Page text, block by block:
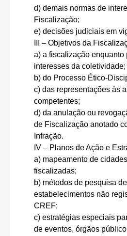
d) demais normas de
Fiscalização;
e) decisões judiciais em
III – Objetivos da
a) a fiscalização enquanto
interesses da coletividade;
b) do Processo Ético-
c) das representações às
competentes;
d) da anulação ou
de Fiscalização anotado
Infração.
IV – Planos de Ação e
a) mapeamento de
fiscalizadas;
b) métodos de pesquisa de
estabelecimentos não
CREF;
c) estratégias especiais
de eventos, órgãos